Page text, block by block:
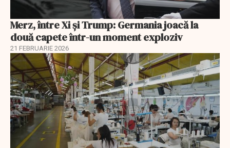
Merz, între Xi și Trump: Germania joacă la
două capete într-un moment exploziv
21 FEBRUARIE 2026